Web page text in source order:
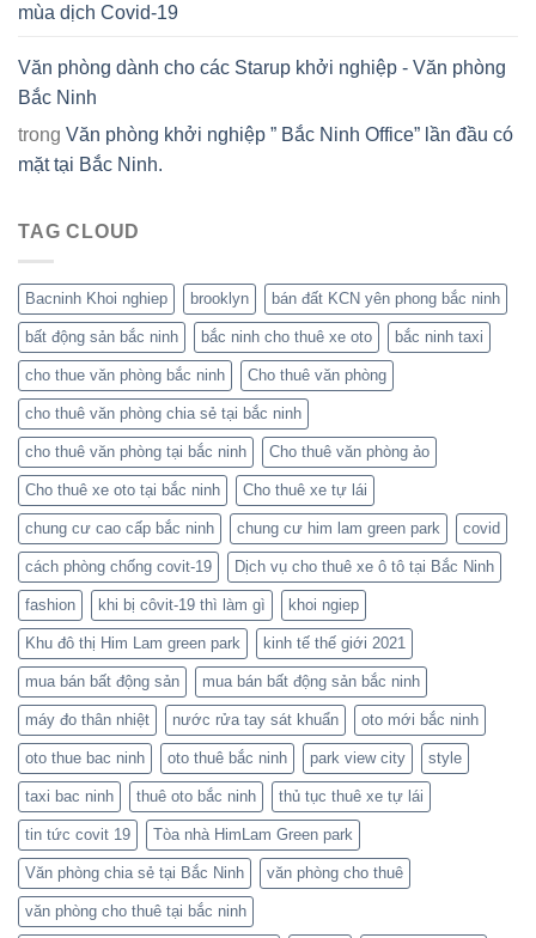
mùa dịch Covid-19
Văn phòng dành cho các Starup khởi nghiệp - Văn phòng
Bắc Ninh
trong Văn phòng khởi nghiệp ” Bắc Ninh Office” lần đầu có
mặt tại Bắc Ninh.
TAG CLOUD
Bacninh Khoi nghiep brooklyn bán đất KCN yên phong bắc ninh
bất động sản bắc ninh bắc ninh cho thuê xe oto bắc ninh taxi
cho thue văn phòng bắc ninh Cho thuê văn phòng
cho thuê văn phòng chia sẻ tại bắc ninh
cho thuê văn phòng tại bắc ninh Cho thuê văn phòng ảo
Cho thuê xe oto tại bắc ninh Cho thuê xe tự lái
chung cư cao cấp bắc ninh chung cư him lam green park covid
cách phòng chống covit-19 Dịch vụ cho thuê xe ô tô tại Bắc Ninh
fashion khi bị côvit-19 thì làm gì khoi ngiep
Khu đô thị Him Lam green park kinh tế thế giới 2021
mua bán bất động sản mua bán bất động sản bắc ninh
máy đo thân nhiệt nước rửa tay sát khuẩn oto mới bắc ninh
oto thue bac ninh oto thuê bắc ninh park view city style
taxi bac ninh thuê oto bắc ninh thủ tục thuê xe tự lái
tin tức covit 19 Tòa nhà HimLam Green park
Văn phòng chia sẻ tại Bắc Ninh văn phòng cho thuê
văn phòng cho thuê tại bắc ninh